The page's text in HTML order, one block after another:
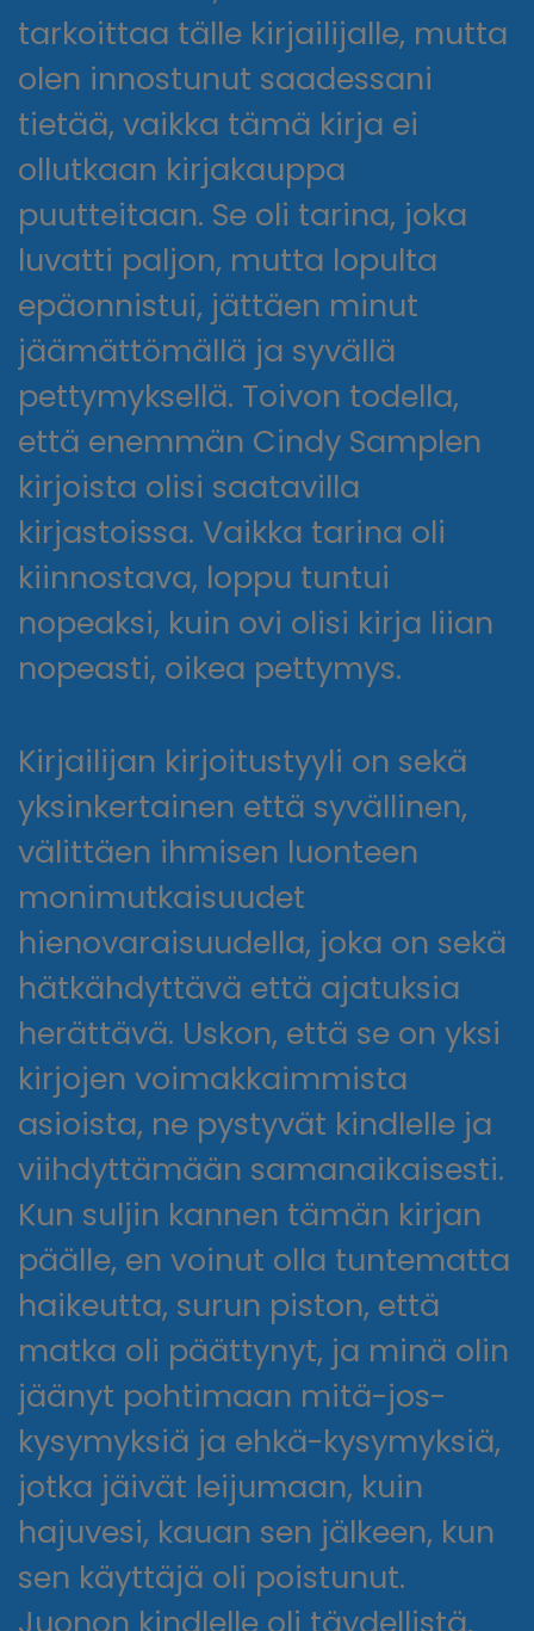
tarkoittaa tälle kirjailijalle, mutta
olen innostunut saadessani
tietää, vaikka tämä kirja ei
ollutkaan kirjakauppa
puutteitaan. Se oli tarina, joka
luvatti paljon, mutta lopulta
epäonnistui, jättäen minut
jäämättömällä ja syvällä
pettymyksellä. Toivon todella,
että enemmän Cindy Samplen
kirjoista olisi saatavilla
kirjastoissa. Vaikka tarina oli
kiinnostava, loppu tuntui
nopeaksi, kuin ovi olisi kirja liian
nopeasti, oikea pettymys.
Kirjailijan kirjoitustyyli on sekä
yksinkertainen että syvällinen,
välittäen ihmisen luonteen
monimutkaisuudet
hienovaraisuudella, joka on sekä
hätkähdyttävä että ajatuksia
herättävä. Uskon, että se on yksi
kirjojen voimakkaimmista
asioista, ne pystyvät kindlelle ja
viihdyttämään samanaikaisesti.
Kun suljin kannen tämän kirjan
päälle, en voinut olla tuntematta
haikeutta, surun piston, että
matka oli päättynyt, ja minä olin
jäänyt pohtimaan mitä-jos-
kysymyksiä ja ehkä-kysymyksiä,
jotka jäivät leijumaan, kuin
hajuvesi, kauan sen jälkeen, kun
sen käyttäjä oli poistunut.